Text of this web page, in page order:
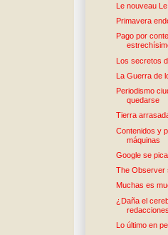
Le nouveau
Primavera
Pago por
Los secretos
La Guerra de
Periodismo
quedarse
Tierra
Contenidos y
máquinas
Google se pica
The Observer
Muchas es
¿Daña el
Lo último en